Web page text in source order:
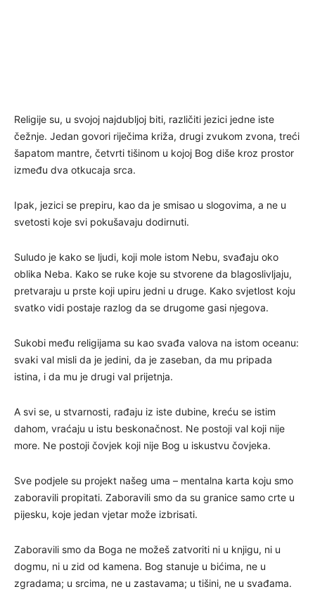
Religije su, u svojoj najdubljoj biti, različiti jezici jedne iste
čežnje. Jedan govori riječima križa, drugi zvukom zvona, treći
šapatom mantre, četvrti tišinom u kojoj Bog diše kroz prostor
između dva otkucaja srca.
Ipak, jezici se prepiru, kao da je smisao u slogovima, a ne u
svetosti koje svi pokušavaju dodirnuti.
Suludo je kako se ljudi, koji mole istom Nebu, svađaju oko
oblika Neba. Kako se ruke koje su stvorene da blagoslivljaju,
pretvaraju u prste koji upiru jedni u druge. Kako svjetlost koju
svatko vidi postaje razlog da se drugome gasi njegova.
Sukobi među religijama su kao svađa valova na istom oceanu:
svaki val misli da je jedini, da je zaseban, da mu pripada
istina, i da mu je drugi val prijetnja.
A svi se, u stvarnosti, rađaju iz iste dubine, kreću se istim
dahom, vraćaju u istu beskonačnost. Ne postoji val koji nije
more. Ne postoji čovjek koji nije Bog u iskustvu čovjeka.
Sve podjele su projekt našeg uma – mentalna karta koju smo
zaboravili propitati. Zaboravili smo da su granice samo crte u
pijesku, koje jedan vjetar može izbrisati.
Zaboravili smo da Boga ne možeš zatvoriti ni u knjigu, ni u
dogmu, ni u zid od kamena. Bog stanuje u bićima, ne u
zgradama; u srcima, ne u zastavama; u tišini, ne u svađama.